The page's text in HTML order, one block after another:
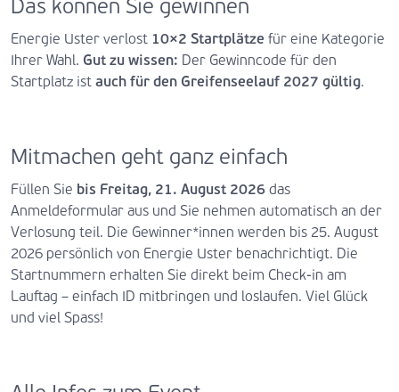
Das können Sie gewinnen
Energie Uster verlost 10×2 Startplätze für eine Kategorie
Ihrer Wahl. Gut zu wissen: Der Gewinncode für den
Startplatz ist auch für den Greifenseelauf 2027 gültig.
Mitmachen geht ganz einfach
Füllen Sie bis Freitag, 21. August 2026 das
Anmeldeformular aus und Sie nehmen automatisch an der
Verlosung teil. Die Gewinner*innen werden bis 25. August
2026 persönlich von Energie Uster benachrichtigt. Die
Startnummern erhalten Sie direkt beim Check-in am
Lauftag – einfach ID mitbringen und loslaufen. Viel Glück
und viel Spass!